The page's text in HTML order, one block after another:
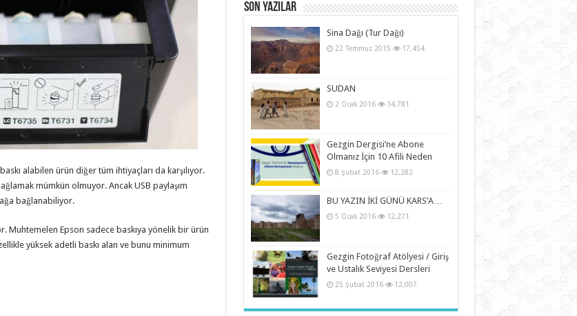
alabilen ürün diğer tüm ihtiyaçları da karşılıyor.
mümkün olmuyor. Ancak USB paylaşım
bağlanabiliyor.
Muhtemelen Epson sadece baskıya yönelik bir ürün
yüksek adetli baskı alan ve bunu minimum
Son Yazılar
Sina Dağı (Tur Dağı)
22 Temmuz 2015 17,454
SUDAN
2 Ocak 2016 14,781
Gezgin Dergisi’ne Abone
Olmanız İçin 10 Afili Neden
8 Şubat 2016 12,282
BU YAZIN İKİ GÜNÜ KARS’A…
5 Ocak 2016 12,271
Gezgin Fotoğraf Atölyesi / Giriş
ve Ustalık Seviyesi Dersleri
25 Şubat 2016 12,007